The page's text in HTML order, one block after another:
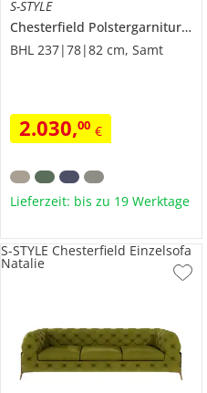
S-STYLE
Chesterfield Polstergarnitur 3+2+1
BHL 237|78|82 cm, Samt
2.030,00 €
Lieferzeit: bis zu 19 Werktage
S-STYLE Chesterfield Einzelsofa
Natalie